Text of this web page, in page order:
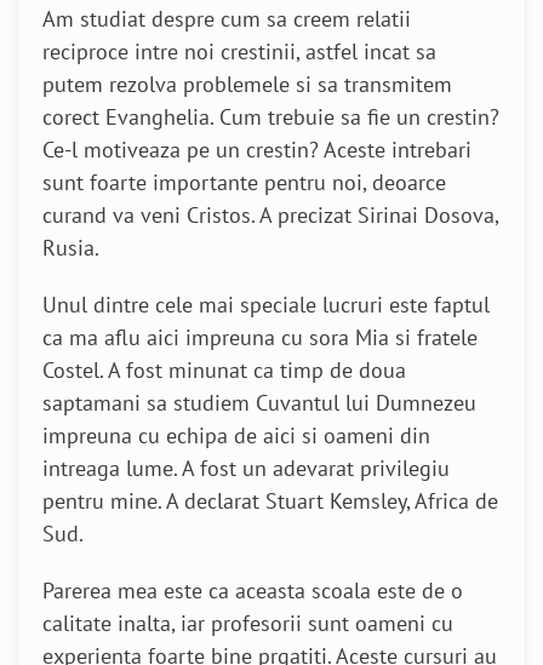
Am studiat despre cum sa creem relatii
reciproce intre noi crestinii, astfel incat sa
putem rezolva problemele si sa transmitem
corect Evanghelia. Cum trebuie sa fie un crestin?
Ce-l motiveaza pe un crestin? Aceste intrebari
sunt foarte importante pentru noi, deoarce
curand va veni Cristos. A precizat Sirinai Dosova,
Rusia.
Unul dintre cele mai speciale lucruri este faptul
ca ma aflu aici impreuna cu sora Mia si fratele
Costel. A fost minunat ca timp de doua
saptamani sa studiem Cuvantul lui Dumnezeu
impreuna cu echipa de aici si oameni din
intreaga lume. A fost un adevarat privilegiu
pentru mine. A declarat Stuart Kemsley, Africa de
Sud.
Parerea mea este ca aceasta scoala este de o
calitate inalta, iar profesorii sunt oameni cu
experienta foarte bine prgatiti. Aceste cursuri au